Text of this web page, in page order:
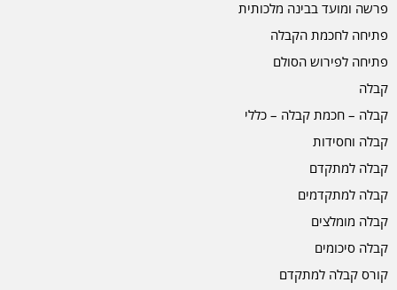
פרשה ומועד בבינה מלכותית
פתיחה לחכמת הקבלה
פתיחה לפירוש הסולם
קבלה
קבלה – חכמת קבלה – כללי
קבלה וחסידות
קבלה למתקדם
קבלה למתקדמים
קבלה מומלצים
קבלה סיכומים
קורס קבלה למתקדם